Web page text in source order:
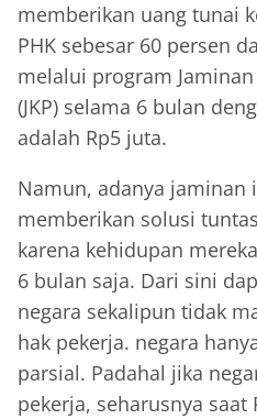
memberikan uang tunai
PHK sebesar 60 persen
melalui program
(JKP) selama 6 bulan
adalah Rp5 juta.
Namun, adanya jaminan
memberikan solusi
karena kehidupan
6 bulan saja. Dari sini
negara sekalipun tidak
hak pekerja. negara
parsial. Padahal jika
pekerja, seharusnya saat